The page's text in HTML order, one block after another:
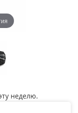
неделю.